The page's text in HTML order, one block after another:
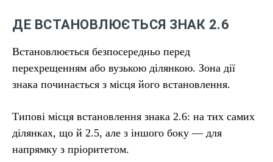
ДЕ ВСТАНОВЛЮЄТЬСЯ ЗНАК 2.6
Встановлюється безпосередньо перед
перехрещенням або вузькою ділянкою. Зона дії
знака починається з місця його встановлення.
Типові місця встановлення знака 2.6: на тих самих
ділянках, що й 2.5, але з іншого боку — для
напрямку з пріоритетом.